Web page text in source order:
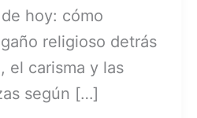
hoy: cómo
religioso detrás
el carisma y las
según […]